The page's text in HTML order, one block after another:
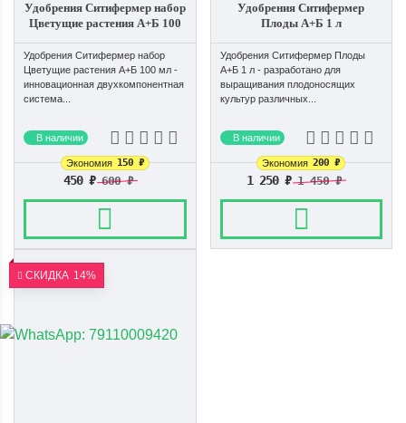
Удобрения Ситифермер набор
Цветущие растения А+Б 100
Удобрения Ситифермер набор
Цветущие растения А+Б 100 мл -
инновационная двухкомпонентная
система...
В наличии
Экономия 150 ₽
450 ₽ 600₽
Удобрения Ситифермер
Плоды А+Б 1 л
Удобрения Ситифермер Плоды
А+Б 1 л - разработано для
выращивания плодоносящих
культур различных...
В наличии
Экономия 200₽
1 250₽ 1 450₽
СКИДКА 14%